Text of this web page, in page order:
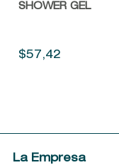
SHOWER GEL
$57,42
La Empresa